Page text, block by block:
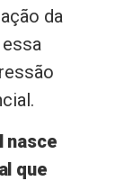
da
nasce
que